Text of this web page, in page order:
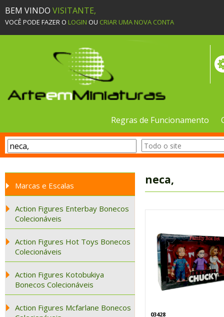
BEM VINDO VISITANTE,
VOCÊ PODE FAZER O LOGIN OU CRIAR UMA NOVA CONTA
Regras de Funcionamento
Marcas e Escalas
Action Figures Enterbay Bonecos
Colecionáveis
Action Figures Hot Toys Bonecos
Colecionáveis
Action Figures Kotobukiya
Bonecos Colecionáveis
Action Figures Mcfarlane Bonecos
neca,
03428